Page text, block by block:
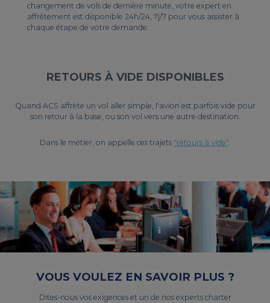
changement de vols de dernière minute, votre expert en
affrètement est disponible 24h/24, 7j/7 pour vous assister à
chaque étape de votre demande.
RETOURS À VIDE DISPONIBLES
Quand ACS affrète un vol aller simple, l'avion est parfois vide pour
son retour à la base, ou son vol vers une autre destination.
Dans le métier, on appelle ces trajets "retours à vide".
VOUS VOULEZ EN SAVOIR PLUS ?
Dites-nous vos exigences et un de nos experts charter